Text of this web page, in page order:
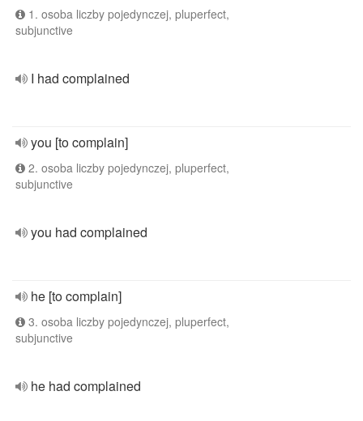
1. osoba liczby pojedynczej, pluperfect,
subjunctive
I had complained
you [to complain]
2. osoba liczby pojedynczej, pluperfect,
subjunctive
you had complained
he [to complain]
3. osoba liczby pojedynczej, pluperfect,
subjunctive
he had complained